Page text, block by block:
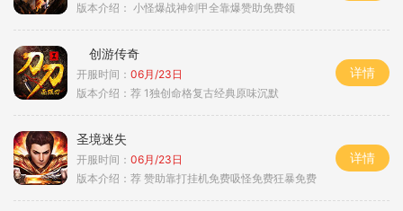
版本介绍： 小怪爆战神剑甲全靠爆赞助免费领
创游传奇
开服时间： 06月/23日
版本介绍： 荐 1独创命格复古经典原味沉默
详情
圣境迷失
开服时间： 06月/23日
版本介绍： 荐 赞助靠打挂机免费吸怪免费狂暴免费
详情